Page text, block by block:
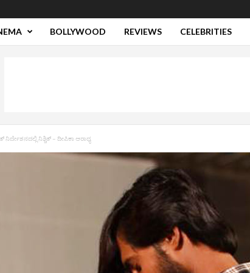
BOLLYWOOD REVIEWS CELEBRITIES
ನಿಶ್ಚಿತ್‌ – ದೀಪಿಕಾ ಆರಾಧ್ಯ